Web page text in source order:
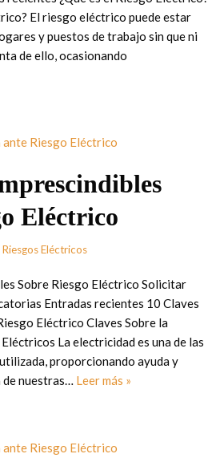
El riesgo eléctrico puede estar
y puestos de trabajo sin que ni
de ello, ocasionando
Eléctrico
Eléctricos
Sobre Riesgo Eléctrico Solicitar
Entradas recientes 10 Claves
Eléctrico Claves Sobre la
La electricidad es una de las
proporcionando ayuda y
de nuestras… Leer más »